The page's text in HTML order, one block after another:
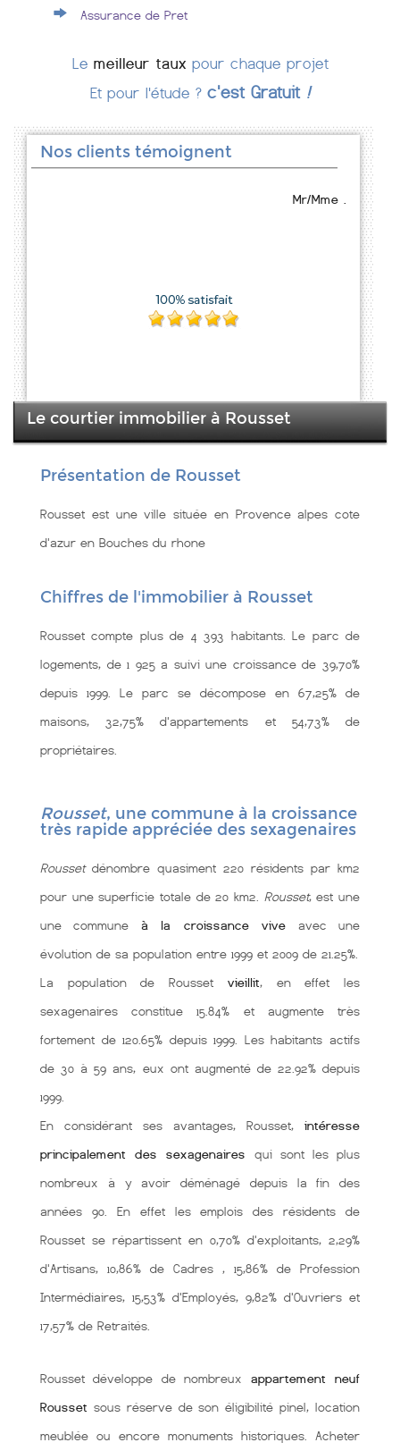
Assurance de Pret
Le meilleur taux pour chaque projet
Et pour l'étude ? c'est Gratuit !
Nos clients témoignent
Mr/Mme .
Le courtier immobilier à Rousset
Présentation de Rousset
Rousset est une ville située en Provence alpes cote
d'azur en Bouches du rhone
Chiffres de l'immobilier à Rousset
Rousset compte plus de 4 393 habitants. Le parc de
logements, de 1 925 a suivi une croissance de 39,70%
depuis 1999. Le parc se décompose en 67,25% de
maisons, 32,75% d'appartements et 54,73% de
propriétaires.
Rousset, une commune à la croissance
très rapide appréciée des sexagenaires
Roussetdénombre quasiment 220 résidents par km2
pour une superficie totale de 20 km2. Rousset, est une
une commune à la croissance vive avec une
évolution de sa population entre 1999 et 2009 de 21.25%.
La population de Roussetvieillit, en effet les
sexagenaires constitue 15.84% et augmente très
fortement de 120.65% depuis 1999. Les habitants actifs
de 30 à 59 ans, eux ont augmenté de 22.92% depuis
1999.
En considérant ses avantages, Rousset, intéresse
principalement des sexagenaires qui sont les plus
nombreux à y avoir déménagé depuis la fin des
années 90. En effet les emplois des résidents de
Rousset se répartissent en 0,70% d'exploitants, 2,29%
d'Artisans, 10,86% de Cadres , 15,86% de Profession
Intermédiaires, 15,53% d'Employés, 9,82% d'Ouvriers et
17,57% de Retraités.
Rousset développe de nombreux appartement neuf
Rousset sous réserve de son éligibilité pinel, location
meublée ou encore monuments historiques. Acheter